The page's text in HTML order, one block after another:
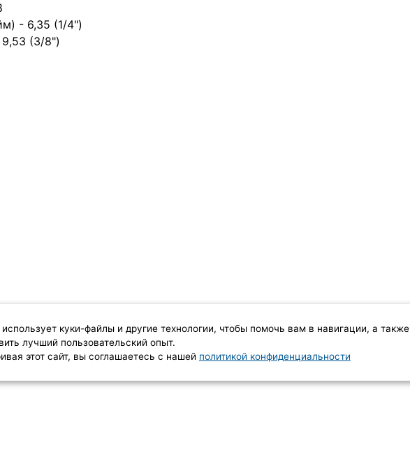
- 6,35 (1/4")
(3/8")
использует куки-файлы и другие технологии, чтобы помочь вам в навигации, а также
лучший пользовательский опыт.
этот сайт, вы соглашаетесь с нашей политикой конфиденциальности